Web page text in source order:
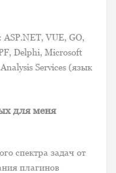
VUE, GO,
Delphi, Microsoft
Services (язык
для меня
спектра задач от
плагинов